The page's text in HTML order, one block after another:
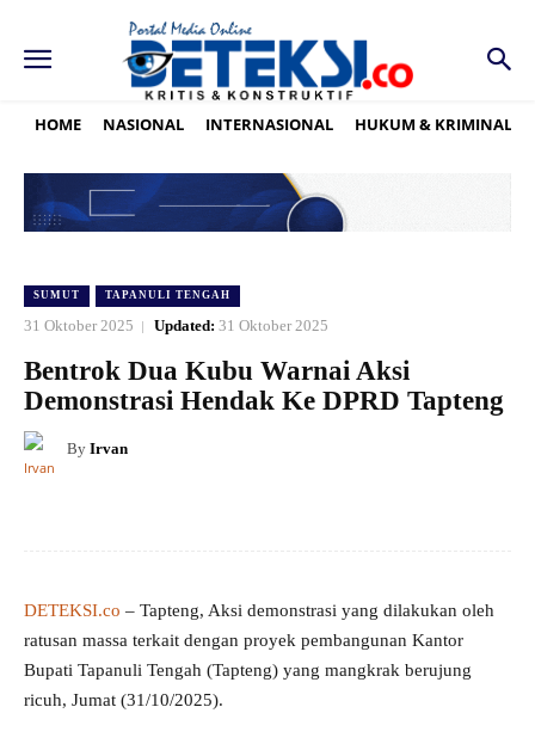
HOME NASIONAL INTERNASIONAL HUKUM & KRIMINAL
SUMUT TAPANULI TENGAH
31 Oktober 2025 Updated: 31 Oktober 2025
Bentrok Dua Kubu Warnai Aksi
Demonstrasi Hendak Ke DPRD Tapteng
By Irvan
DETEKSI.co – Tapteng, Aksi demonstrasi yang dilakukan oleh
ratusan massa terkait dengan proyek pembangunan Kantor
Bupati Tapanuli Tengah (Tapteng) yang mangkrak berujung
ricuh, Jumat (31/10/2025).